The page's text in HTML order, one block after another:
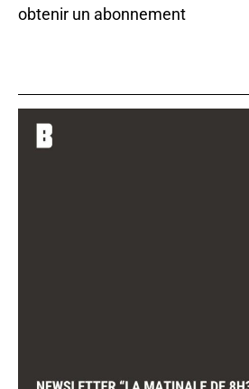
obtenir un abonnement